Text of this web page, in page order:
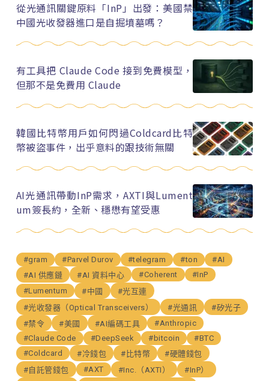
從光通訊關鍵原料「InP」出發：美國禁
中國光收發器進口是自掘墳墓嗎？
有工具把 Claude Code 接到免費模型，
但那不是免費用 Claude
韓國比特幣用戶如何閃過Coldcard比特
幣被盜事件，出乎意料的跟技術無關
AI光通訊帶動InP需求，AXTI與Lument
um簽長約，全新、穩懋有望受惠
#gram #Parvel Durov #telegram #ton
#AI
#AI 供應鏈
#AI 資料中心 #Coherent
#InP
#Lumentum
#中國
#光互連
#光收發器（Optical Transceivers）
#光通訊
#矽光子
#禁令
#美國 #AI編碼工具
#Anthropic
#Claude Code
#DeepSeek #bitcoin
#BTC
#Coldcard
#冷錢包 #比特幣
#硬體錢包
#自託管錢包
#AXT #Inc.（AXTI）
#InP）